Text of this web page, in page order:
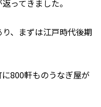
ってきました。
、まずは江戸時代後期
800軒ものうなぎ屋が